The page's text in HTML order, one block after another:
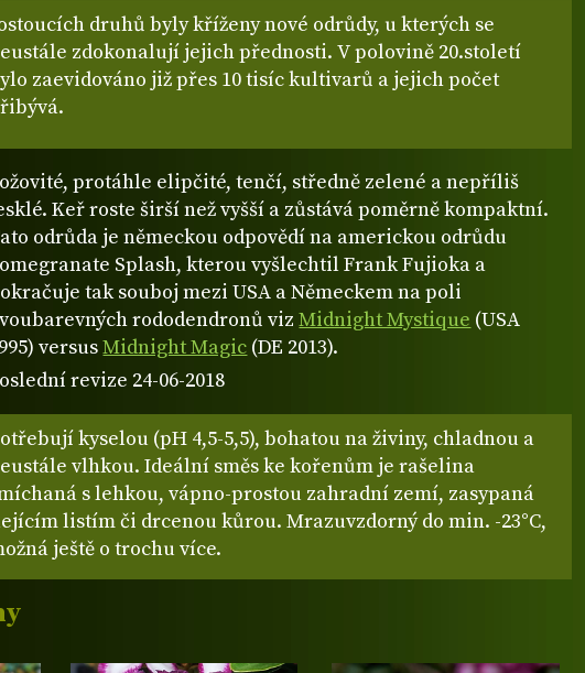
druhů byly kříženy nové odrůdy, u kterých se
zdokonalují jejich přednosti. V polovině 20.století
zaevidováno již přes 10 tisíc kultivarů a jejich počet
protáhle elipčité, tenčí, středně zelené a nepříliš
Keř roste širší než vyšší a zůstává poměrně kompaktní.
odrůda je německou odpovědí na americkou odrůdu
Splash, kterou vyšlechtil Frank Fujioka a
tak souboj mezi USA a Německem na poli
rododendronů vizMidnight Mystique (USA
versusMidnight Magic (DE 2013).
revize 24-06-2018
kyselou (pH 4,5-5,5), bohatou na živiny, chladnou a
vlhkou. Ideální směs ke kořenům je rašelina
s lehkou, vápno-prostou zahradní zemí, zasypaná
listím či drcenou kůrou. Mrazuvzdorný do min. -23°C,
ještě o trochu více.